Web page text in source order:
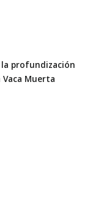
profundización
Muerta